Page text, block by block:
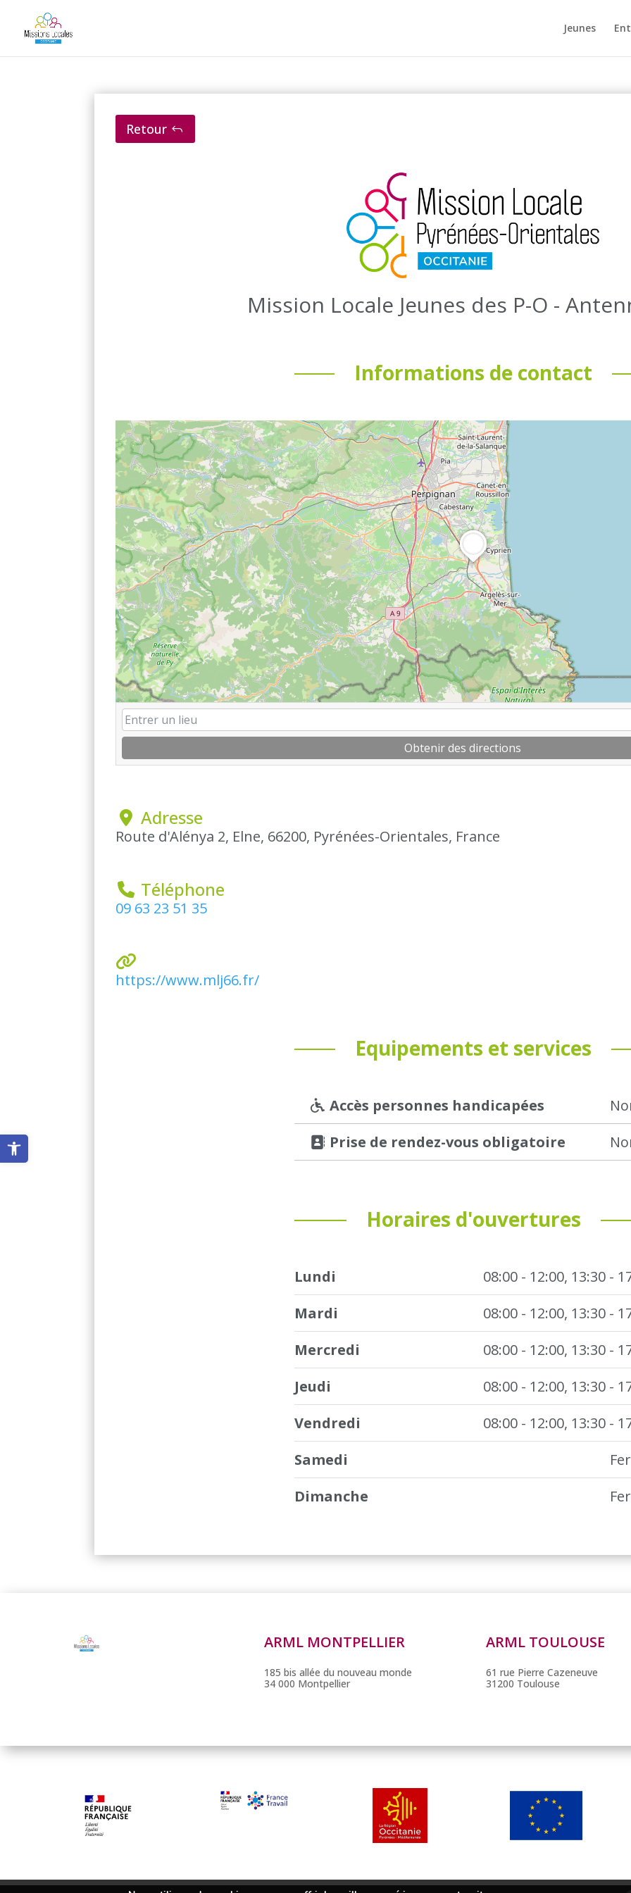
Ouvrir la barre d’outils
Jeunes
Retour
Mission Locale Jeunes des P-O -
Informations de contact
Obtenir des directions
Adresse
Route d'Alénya 2, Elne, 66200, Pyrénées-Orientales, France
Téléphone
09 63 23 51 35
https://www.mlj66.fr/
Equipements et services
Accès personnes handicapées
Prise de rendez-vous obligatoire
Horaires d'ouvertures
Lundi
08:00 - 12:00, 13:30 -
Mardi
08:00 - 12:00, 13:30 -
Mercredi
08:00 - 12:00, 13:30 -
Jeudi
08:00 - 12:00, 13:30 -
Vendredi
08:00 - 12:00, 13:30 -
Samedi
Dimanche
ARML MONTPELLIER
185 bis allée du nouveau monde
34 000 Montpellier
ARML TOULOUSE
61 rue Pierre Cazeneuve
31200 Toulouse